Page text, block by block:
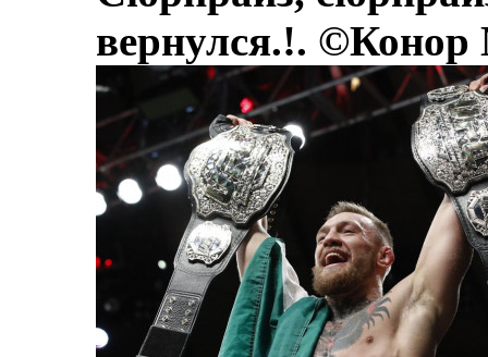
вернулся.!.